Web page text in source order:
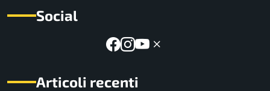
Social
Articoli recenti